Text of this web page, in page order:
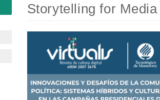
Storytelling for
lateral
del
artículo